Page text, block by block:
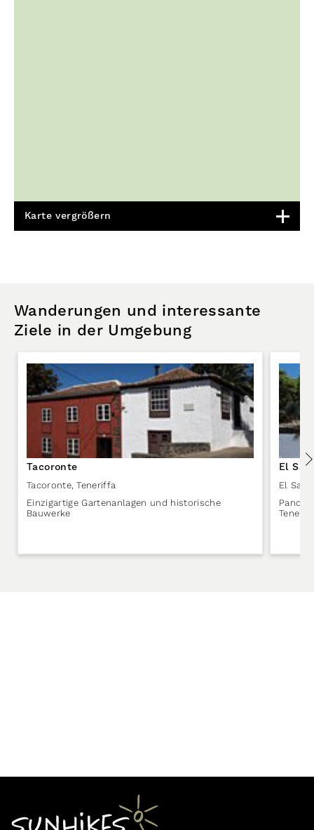
Karte vergrößern
Wanderungen und interessante
Ziele in der Umgebung
Tacoronte
Tacoronte, Teneriffa
Einzigartige Gartenanlagen und historische
Bauwerke
El
El